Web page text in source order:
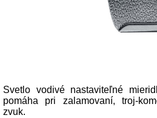
Svetlo vodivé nastaviteľné
pomáha pri zalamovaní, troj-
zvuk.